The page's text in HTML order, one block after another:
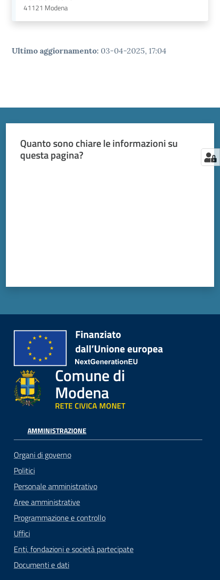
41121 Modena
Ultimo aggiornamento: 03-04-2025, 17:04
Quanto sono chiare le informazioni su
questa pagina?
Comune di
Modena
RETE CIVICA MONET
AMMINISTRAZIONE
Organi di governo
Politici
Personale amministrativo
Aree amministrative
Programmazione e controllo
Uffici
Enti, fondazioni e società partecipate
Documenti e dati